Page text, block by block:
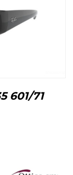
601/71